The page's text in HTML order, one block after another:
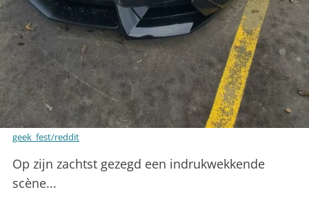
geek_fest/reddit
Op zijn zachtst gezegd een indrukwekkende
scène...